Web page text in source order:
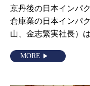
京丹後の日本インパ
倉庫業の日本インパ
山、金志繁実社長）
MORE